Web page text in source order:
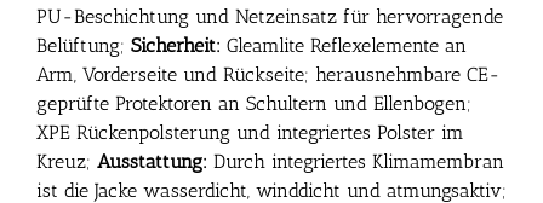
PU-Beschichtung und Netzeinsatz für hervorragende
Belüftung; Sicherheit: Gleamlite Reflexelemente an
Arm, Vorderseite und Rückseite; herausnehmbare CE-
geprüfte Protektoren an Schultern und Ellenbogen;
XPE Rückenpolsterung und integriertes Polster im
Kreuz; Ausstattung: Durch integriertes Klimamembran
ist die Jacke wasserdicht, winddicht und atmungsaktiv;